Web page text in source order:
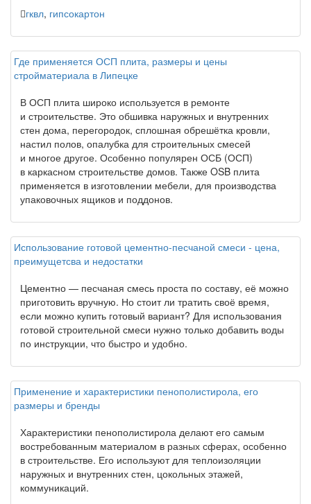
гквл, гипсокартон
Где применяется ОСП плита, размеры и цены
стройматериала в Липецке
В ОСП плита широко используется в ремонте
и строительстве. Это обшивка наружных и внутренних
стен дома, перегородок, сплошная обрешётка кровли,
настил полов, опалубка для строительных смесей
и многое другое. Особенно популярен ОСБ (ОСП)
в каркасном строительстве домов. Также OSB плита
применяется в изготовлении мебели, для производства
упаковочных ящиков и поддонов.
Использование готовой цементно-песчаной смеси - цена,
преимущетсва и недостатки
Цементно — песчаная смесь проста по составу, её можно
приготовить вручную. Но стоит ли тратить своё время,
если можно купить готовый вариант? Для использования
готовой строительной смеси нужно только добавить воды
по инструкции, что быстро и удобно.
Применение и характеристики пенополистирола, его
размеры и бренды
Характеристики пенополистирола делают его самым
востребованным материалом в разных сферах, особенно
в строительстве. Его используют для теплоизоляции
наружных и внутренних стен, цокольных этажей,
коммуникаций.